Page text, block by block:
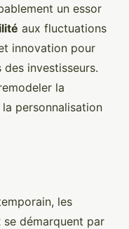
un essor
aux fluctuations
innovation pour
investisseurs.
la
personnalisation
les
se démarquent par